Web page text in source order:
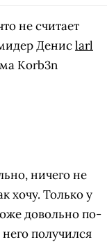
не считает
Денисlarl
Korb3n
ничего не
хочу. Только у
довольно по-
получился